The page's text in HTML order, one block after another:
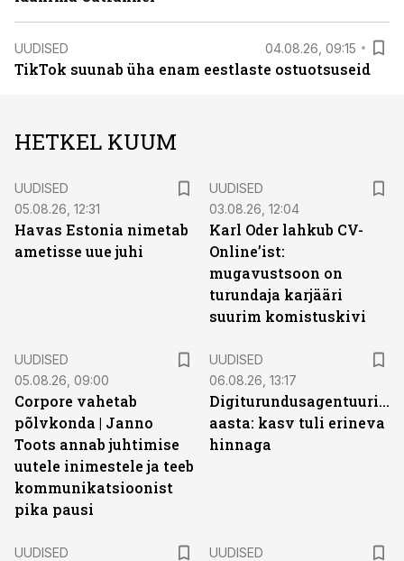
UUDISED 04.08.26, 09:15
TikTok suunab üha enam eestlaste ostuotsuseid
HETKEL KUUM
UUDISED
05.08.26, 12:31
Havas Estonia nimetab
ametisse uue juhi
UUDISED
03.08.26, 12:04
Karl Oder lahkub CV-
Online’ist:
mugavustsoon on
turundaja karjääri
suurim komistuskivi
UUDISED
05.08.26, 09:00
Corpore vahetab
põlvkonda | Janno
Toots annab juhtimise
uutele inimestele ja teeb
kommunikatsioonist
pika pausi
UUDISED
06.08.26, 13:17
Digiturundusagentuuride
aasta: kasv tuli erineva
hinnaga
UUDISED
UUDISED